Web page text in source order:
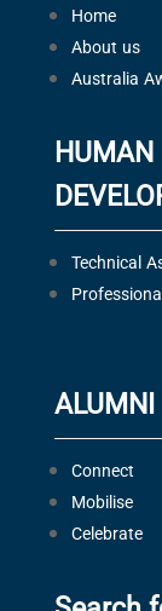
Home
About us
Australia
HUMAN
Technical
ALUMNI
Connect
Mobilise
Celebrate